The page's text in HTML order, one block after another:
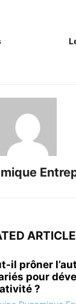
il prôner
pour
?